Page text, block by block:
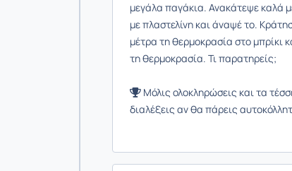
μεγάλα παγάκια. Ανακάτεψε καλά
με πλαστελίνη και άναψέ το.
μέτρα τη θερμοκρασία στο μπρίκι
τη θερμοκρασία. Τι παρατηρείς;
Μόλις ολοκληρώσεις και τα
διαλέξεις αν θα πάρεις